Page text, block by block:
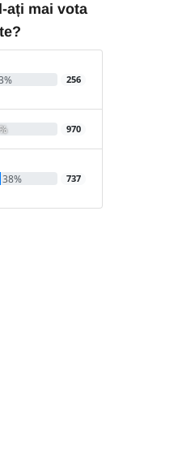
ați mai vota
256
970
38% 737